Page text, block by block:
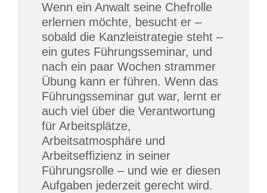
Wenn ein Anwalt seine Chefrolle
erlernen möchte, besucht er –
sobald die Kanzleistrategie steht –
ein gutes Führungsseminar, und
nach ein paar Wochen strammer
Übung kann er führen. Wenn das
Führungsseminar gut war, lernt er
auch viel über die Verantwortung
für Arbeitsplätze,
Arbeitsatmosphäre und
Arbeitseffizienz in seiner
Führungsrolle – und wie er diesen
Aufgaben jederzeit gerecht wird.